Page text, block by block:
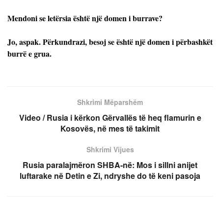
Mendoni se letërsia është një domen i burrave?
Jo, aspak. Përkundrazi, besoj se është një domen i përbashkët
burrë e grua.
Shkrimi Mëparshëm
Video / Rusia i kërkon Gërvallës të heq flamurin e
Kosovës, në mes të takimit
Shkrimi Vijues
Rusia paralajmëron SHBA-në: Mos i sillni anijet
luftarake në Detin e Zi, ndryshe do të keni pasoja